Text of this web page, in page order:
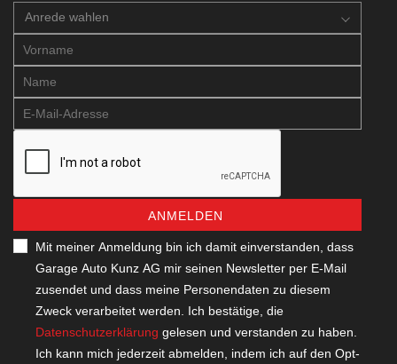
Anrede wahlen
ANMELDEN
Mit meiner Anmeldung bin ich damit einverstanden, dass
Garage Auto Kunz AG mir seinen Newsletter per E-Mail
zusendet und dass meine Personendaten zu diesem
Zweck verarbeitet werden. Ich bestätige, die
Datenschutzerklärung gelesen und verstanden zu haben.
Ich kann mich jederzeit abmelden, indem ich auf den Opt-